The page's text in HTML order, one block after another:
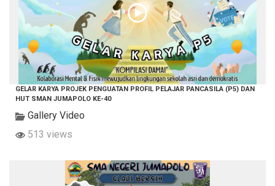
GELAR KARYA PROJEK PENGUATAN PROFIL PELAJAR PANCASILA (P5) DAN
HUT SMAN JUMAPOLO KE-40
Gallery Video
513 views